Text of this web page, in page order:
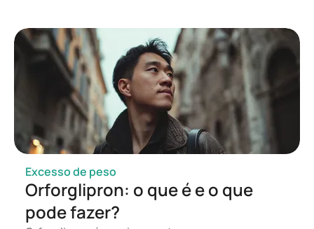
suplementos, também são frequentemente
adotadas na esperança de acelerar a perda de
peso. Por vezes, estas estratégias funcionam
temporariamente, mas o peso acaba por voltar a
aumentar.
Excesso de peso
Orforglipron: o que é e o que
pode fazer?